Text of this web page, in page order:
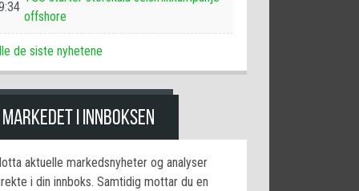
offshore
de siste nyhetene
MARKEDET I INNBOKSEN
aktuelle markedsnyheter og analyser
i din innboks. Samtidig mottar du en